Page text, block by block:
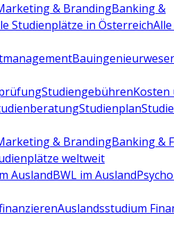
& BrandingBanking &
Studienplätze in Österreich
StudiengebührenKosten
Studienplan
& BrandingBanking &
weltweit
AuslandBWL im Ausland
Auslandsstudium